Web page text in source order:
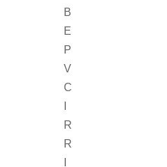
B
E
P
V
C
R
R